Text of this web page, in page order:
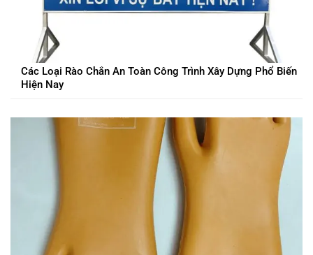
Các Loại Rào Chắn An Toàn Công Trình Xây Dựng Phổ Biến
Hiện Nay